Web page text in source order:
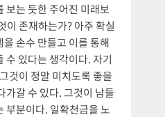
보는 듯한 주어진 미래보
이 존재하는가? 아주 확실
손수 만들고 이를 통해
수 있다는 생각이다. 자기
것이 정말 미치도록 좋을
가갈 수 있다. 그것이 남들
부분이다. 일확천금을 노